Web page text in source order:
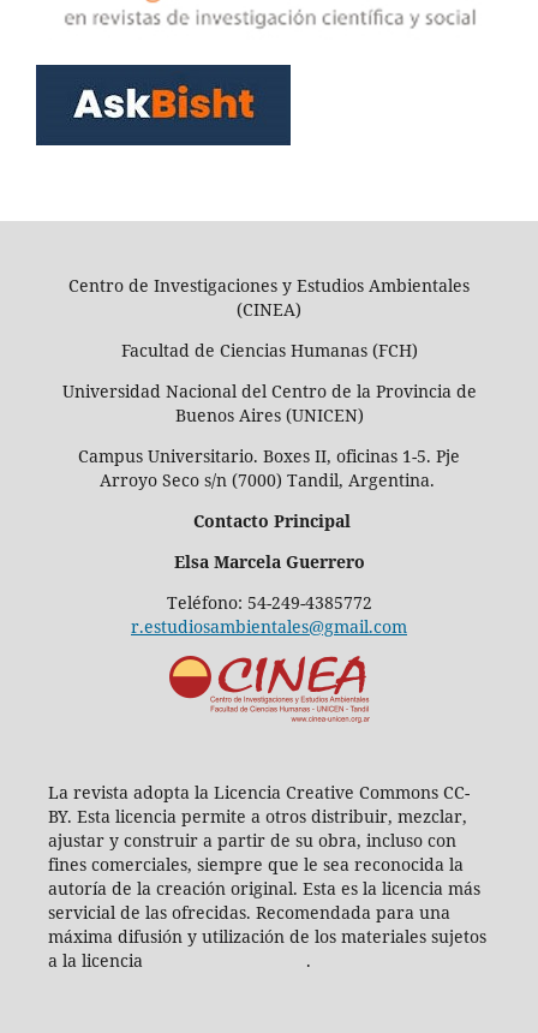
Centro de Investigaciones y Estudios Ambientales
(CINEA)
Facultad de Ciencias Humanas (FCH)
Universidad Nacional del Centro de la Provincia de
Buenos Aires (UNICEN)
Campus Universitario. Boxes II, oficinas 1-5. Pje
Arroyo Seco s/n (7000) Tandil, Argentina.
Contacto Principal
Elsa Marcela Guerrero
Teléfono: 54-249-4385772
r.estudiosambientales@gmail.com
La revista adopta la Licencia Creative Commons CC-
BY. Esta licencia permite a otros distribuir, mezclar,
ajustar y construir a partir de su obra, incluso con
fines comerciales, siempre que le sea reconocida la
autoría de la creación original. Esta es la licencia más
servicial de las ofrecidas. Recomendada para una
máxima difusión y utilización de los materiales sujetos
a la licencia .